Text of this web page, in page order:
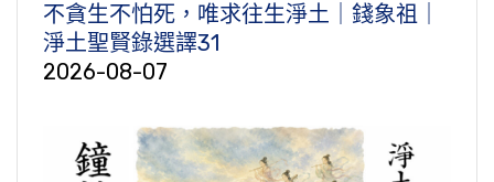
不貪生不怕死，唯求往生淨土｜錢象祖｜
淨土聖賢錄選譯31
2026-08-07